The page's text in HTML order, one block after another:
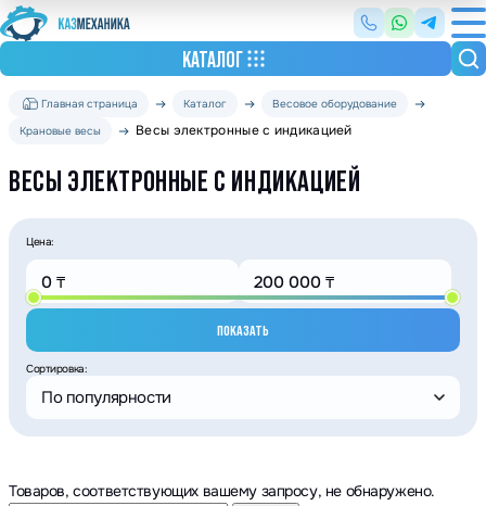
КАТАЛОГ
Главная страница Каталог
Весовое оборудование
Крановые весы
Весы электронные с индикацией
ВЕСЫ ЭЛЕКТРОННЫЕ С ИНДИКАЦИЕЙ
Цена:
ПОКАЗАТЬ
Сортировка:
По популярности
Товаров, соответствующих вашему запросу, не обнаружено.